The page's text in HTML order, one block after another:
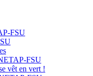
FSU
FSU
vêt en vert !